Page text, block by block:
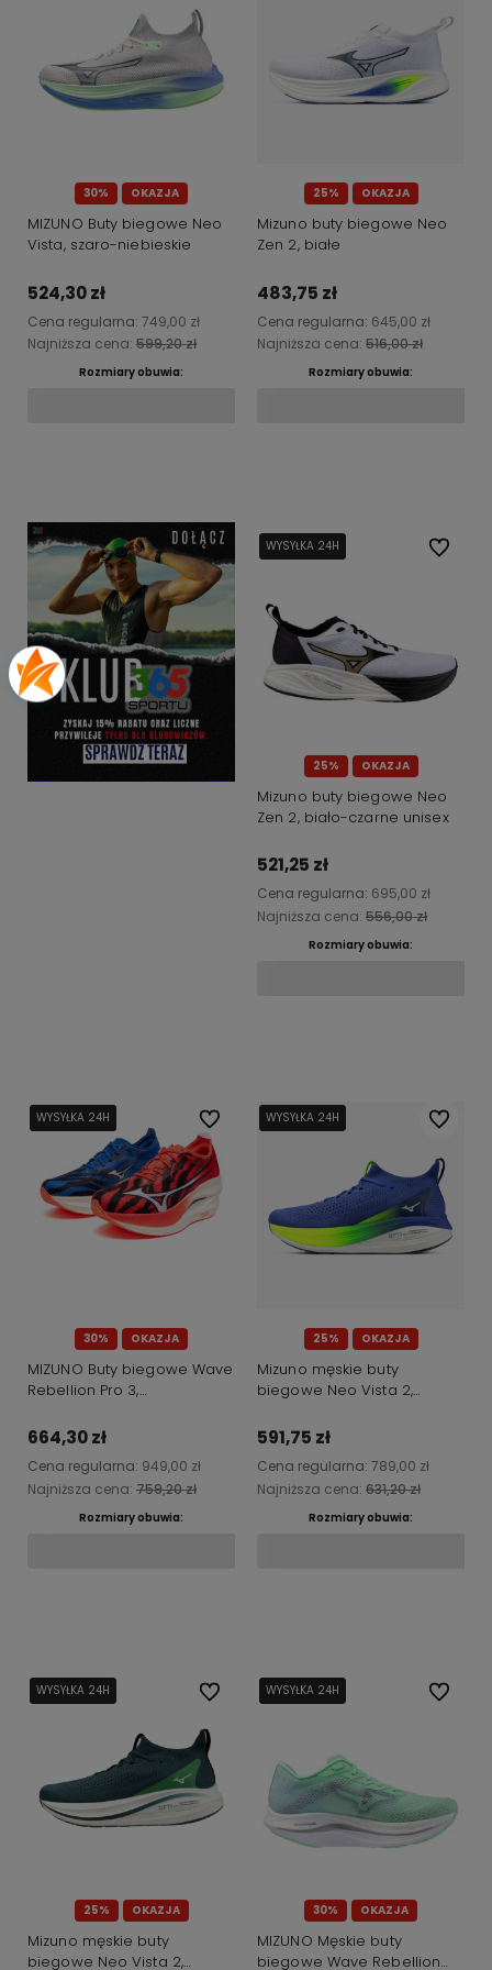
30% OKAZJA
MIZUNO Buty biegowe Neo
Vista, szaro-niebieskie
524,30 zł
Cena regularna: 749,00 zł
Najniższa cena: 599,20 zł
Rozmiary obuwia:
25% OKAZJA
Mizuno buty biegowe Neo
Zen 2, białe
483,75 zł
Cena regularna: 645,00 zł
Najniższa cena: 516,00 zł
Rozmiary obuwia:
25% OKAZJA
WYSYŁKA 24H
WYSYŁKA 24H
Mizuno buty biegowe Neo
Zen 2, biało-czarne unisex
521,25 zł
Cena regularna: 695,00 zł
Najniższa cena: 556,00 zł
Rozmiary obuwia:
Do
30% OKAZJA
WYSYŁKA 24H
WYSYŁKA 24H
WYSYŁKA 24H
MIZUNO Buty biegowe Wave
Rebellion Pro 3,
664,30 zł
Cena regularna: 949,00 zł
Najniższa cena: 759,20 zł
Rozmiary obuwia:
Do ulubionych
25% OKAZJA
WYSYŁKA 24H
WYSYŁKA 24H
Mizuno męskie buty
biegowe Neo Vista 2,
591,75 zł
Cena regularna: 789,00 zł
Najniższa cena: 631,20 zł
Rozmiary obuwia:
Do
25% OKAZJA
WYSYŁKA 24H
WYSYŁKA 24H
Mizuno męskie buty
biegowe Neo Vista 2,
Do ulubionych
30% OKAZJA
WYSYŁKA 24H
WYSYŁKA 24H
MIZUNO Męskie buty
biegowe Wave Rebellion
Do